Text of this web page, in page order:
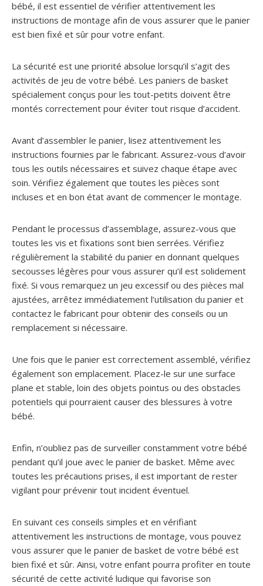
bébé, il est essentiel de vérifier attentivement les
instructions de montage afin de vous assurer que le panier
est bien fixé et sûr pour votre enfant.
La sécurité est une priorité absolue lorsqu’il s’agit des
activités de jeu de votre bébé. Les paniers de basket
spécialement conçus pour les tout-petits doivent être
montés correctement pour éviter tout risque d’accident.
Avant d’assembler le panier, lisez attentivement les
instructions fournies par le fabricant. Assurez-vous d’avoir
tous les outils nécessaires et suivez chaque étape avec
soin. Vérifiez également que toutes les pièces sont
incluses et en bon état avant de commencer le montage.
Pendant le processus d’assemblage, assurez-vous que
toutes les vis et fixations sont bien serrées. Vérifiez
régulièrement la stabilité du panier en donnant quelques
secousses légères pour vous assurer qu’il est solidement
fixé. Si vous remarquez un jeu excessif ou des pièces mal
ajustées, arrêtez immédiatement l’utilisation du panier et
contactez le fabricant pour obtenir des conseils ou un
remplacement si nécessaire.
Une fois que le panier est correctement assemblé, vérifiez
également son emplacement. Placez-le sur une surface
plane et stable, loin des objets pointus ou des obstacles
potentiels qui pourraient causer des blessures à votre
bébé.
Enfin, n’oubliez pas de surveiller constamment votre bébé
pendant qu’il joue avec le panier de basket. Même avec
toutes les précautions prises, il est important de rester
vigilant pour prévenir tout incident éventuel.
En suivant ces conseils simples et en vérifiant
attentivement les instructions de montage, vous pouvez
vous assurer que le panier de basket de votre bébé est
bien fixé et sûr. Ainsi, votre enfant pourra profiter en toute
sécurité de cette activité ludique qui favorise son